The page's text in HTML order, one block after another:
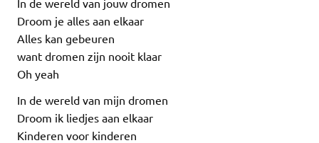
Droom je alles aan elkaar
Alles kan gebeuren
want dromen zijn nooit klaar
Oh yeah
In de wereld van mijn dromen
Droom ik liedjes aan elkaar
Kinderen voor kinderen